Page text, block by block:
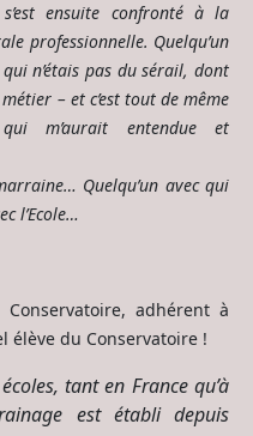
ensuite confronté à la
professionnelle. Quelqu’un
n’étais pas du sérail, dont
– et c’est tout de même
m’aurait entendue et
Quelqu’un avec qui
l’Ecole…
adhérent à
élève du Conservatoire !
tant en France qu’à
est établi depuis